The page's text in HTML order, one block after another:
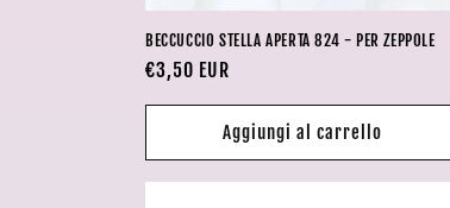
BECCUCCIO STELLA APERTA 824 - PER ZEPPOLE
Prezzo
di
€3,50 EUR
Aggiungi al carrello